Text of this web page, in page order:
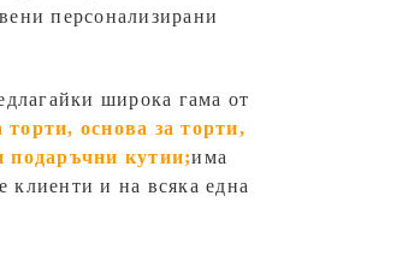
персонализирани
широка гама от
основа за торти,
подаръчни кутии;има
клиенти и на всяка една